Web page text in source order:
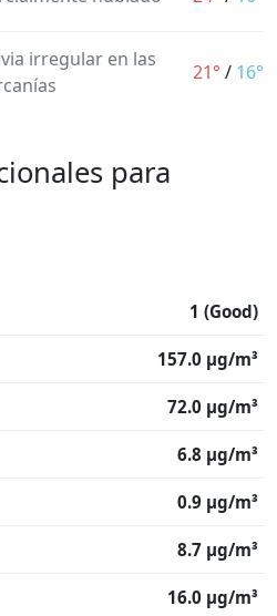
irregular en las
21° / 16°
para
1 (Good)
157.0 μg/m³
72.0 μg/m³
6.8 μg/m³
0.9 μg/m³
8.7 μg/m³
16.0 μg/m³